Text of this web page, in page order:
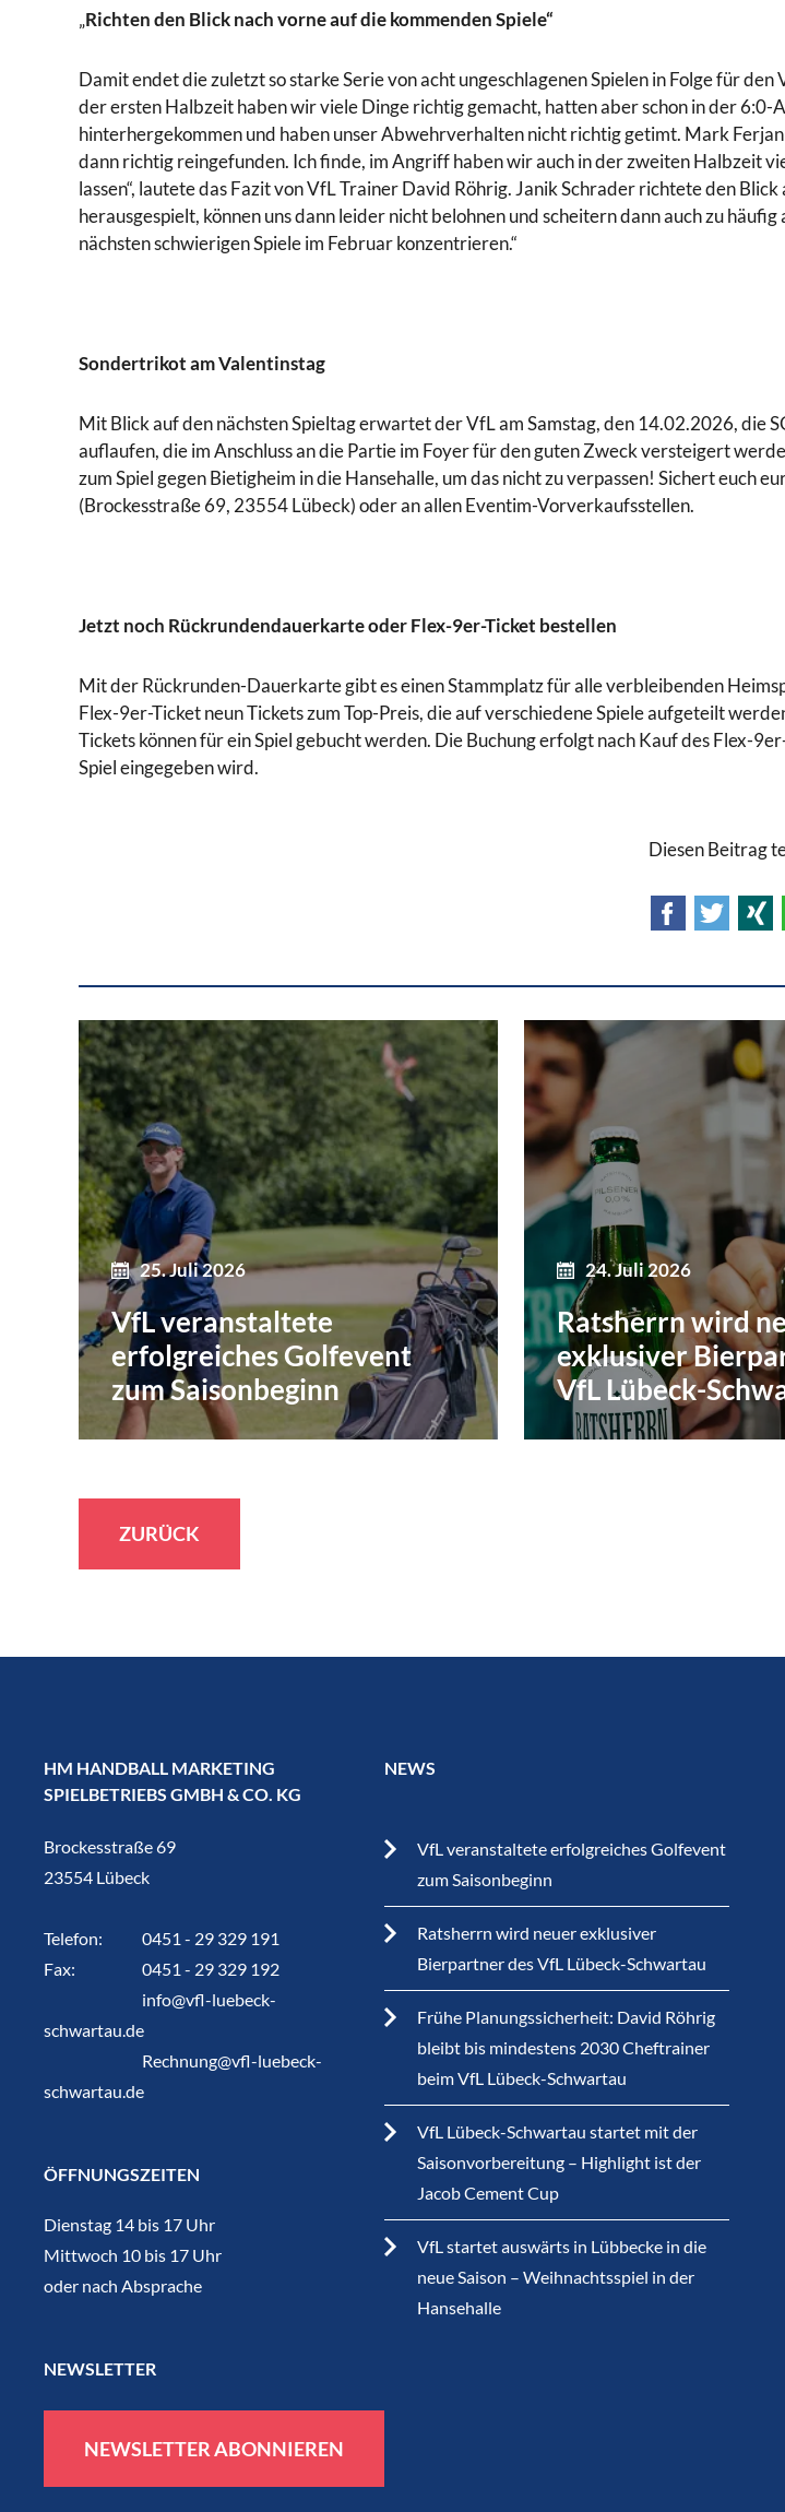
„Richten den Blick nach vorne auf die kommenden Spiele“
Damit endet die zuletzt so starke Serie von acht ungeschlagenen Spielen in Folge für
der ersten Halbzeit haben wir viele Dinge richtig gemacht, hatten aber schon in der
hinterhergekommen und haben unser Abwehrverhalten nicht richtig getimt. Mark
dann richtig reingefunden. Ich finde, im Angriff haben wir auch in der zweiten Halbzeit
lassen“, lautete das Fazit von VfL Trainer David Röhrig. Janik Schrader richtete den
herausgespielt, können uns dann leider nicht belohnen und scheitern dann auch zu
nächsten schwierigen Spiele im Februar konzentrieren.“
Sondertrikot am Valentinstag
Mit Blick auf den nächsten Spieltag erwartet der VfL am Samstag, den 14.02.2026, die
auflaufen, die im Anschluss an die Partie im Foyer für den guten Zweck versteigert
zum Spiel gegen Bietigheim in die Hansehalle, um das nicht zu verpassen! Sichert euch
(Brockesstraße 69, 23554 Lübeck) oder an allen Eventim-Vorverkaufsstellen.
Jetzt noch Rückrundendauerkarte oder Flex-9er-Ticket bestellen
Mit der Rückrunden-Dauerkarte gibt es einen Stammplatz für alle verbleibenden
Flex-9er-Ticket neun Tickets zum Top-Preis, die auf verschiedene Spiele aufgeteilt
Tickets können für ein Spiel gebucht werden. Die Buchung erfolgt nach Kauf des Flex-
Spiel eingegeben wird.
Diesen Beitrag
Facebook
25. Juli 2026
VfL veranstaltete
erfolgreiches Golfevent
zum Saisonbeginn
24. Juli 2026
Ratsherrn wird
exklusiver
VfL Lübeck-
ZURÜCK
HM HANDBALL MARKETING
SPIELBETRIEBS GMBH & CO. KG
Brockesstraße 69
23554 Lübeck
Telefon:
0451 - 29 329 191
Fax:
0451 - 29 329 192
info@vfl-luebeck-
schwartau.de
Rechnung@vfl-luebeck-
schwartau.de
ÖFFNUNGSZEITEN
Dienstag 14 bis 17 Uhr
Mittwoch 10 bis 17 Uhr
oder nach Absprache
NEWSLETTER
NEWSLETTER ABONNIEREN
NEWS
VfL veranstaltete erfolgreiches Golfevent
zum Saisonbeginn
Ratsherrn wird neuer exklusiver
Bierpartner des VfL Lübeck-Schwartau
Frühe Planungssicherheit: David Röhrig
bleibt bis mindestens 2030 Cheftrainer
beim VfL Lübeck-Schwartau
VfL Lübeck-Schwartau startet mit der
Saisonvorbereitung – Highlight ist der
Jacob Cement Cup
VfL startet auswärts in Lübbecke in die
neue Saison – Weihnachtsspiel in der
Hansehalle